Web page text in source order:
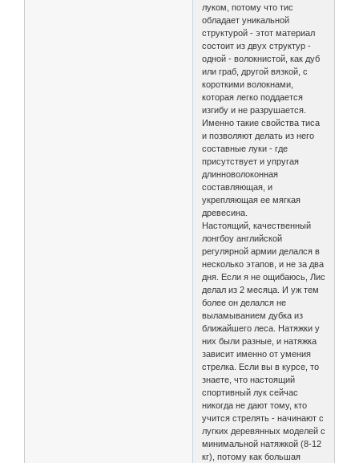
луком, потому что тис
обладает уникальной
структурой - этот материал
состоит из двух структур -
одной - волокнистой, как дуб
или граб, другой вязкой, с
короткими волокнами,
которая легко поддается
изгибу и не разрушается.
Именно такие свойства тиса
и позволяют делать из него
составные луки - где
присутствует и упругая
длинноволоконная
составляющая, и
укрепляющая ее мягкая
древесина.
Настоящий, качественный
лонгбоу английской
регулярной армии делался в
несколько этапов, и не за два
дня. Если я не ощибаюсь, Лис
делал из 2 месяца. И уж тем
более он делался не
выламыванием дубка из
ближайшего леса. Натяжки у
них были разные, и натяжка
зависит именно от умения
стрелка. Если вы в курсе, то
знаете, что настоящий
спортивный лук сейчас
никогда не дают тому, кто
учится стрелять - начинают с
лугких деревянных моделей с
минимальной натяжкой (8-12
кг), потому как большая